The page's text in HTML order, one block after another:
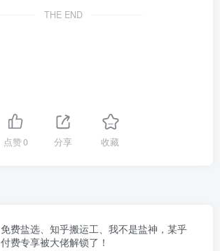
THE END
点赞0 分享 收藏
免费盐选、知乎搬运工、我不是盐神，某乎
付费专享被大佬解锁了！